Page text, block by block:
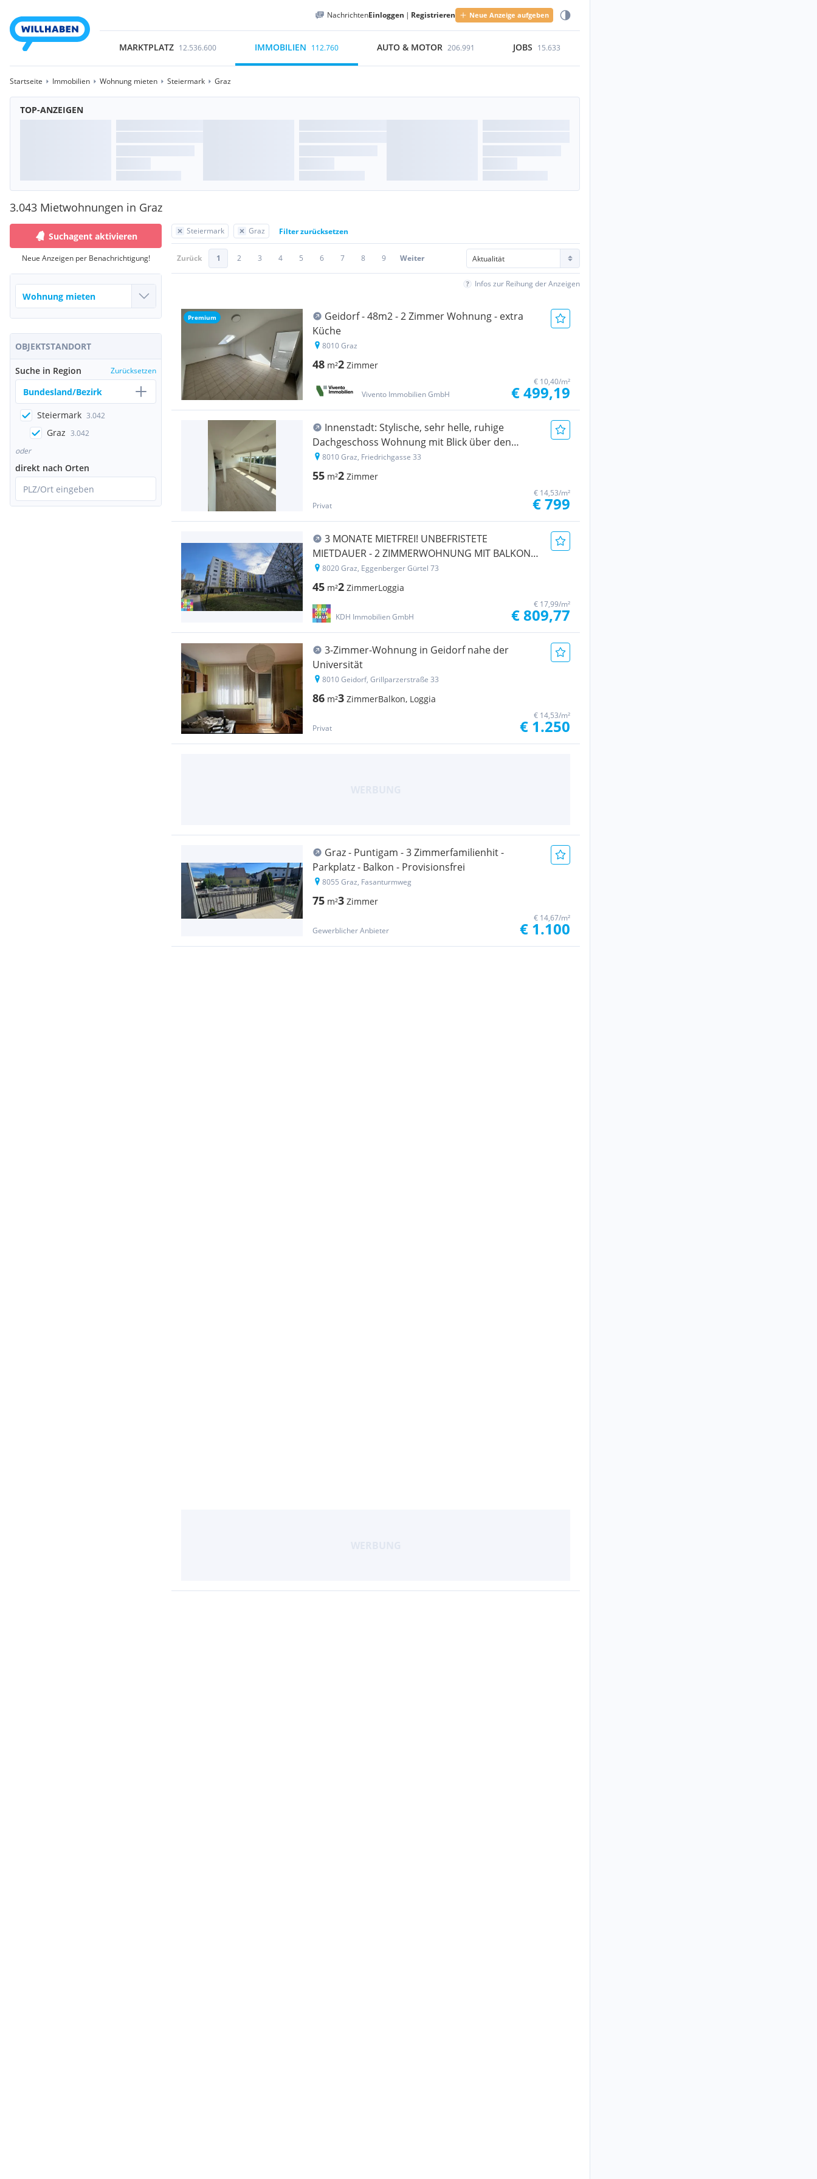
NachrichtenEinloggen | Registrieren Neue Anzeige aufgeben
MARKTPLATZ 12.536.600 IMMOBILIEN 112.760 AUTO & MOTOR 206.991 JOBS 15.633
Startseite Immobilien Wohnung mieten Steiermark Graz
TOP-ANZEIGEN
3.043 Mietwohnungen in Graz
Suchagent aktivieren
Neue Anzeigen per Benachrichtigung!
OBJEKTSTANDORT
Suche in Region Zurücksetzen
Bundesland/Bezirk
Steiermark 3.042
Graz 3.042
oder
direkt nach Orten
PLZ/Ort eingeben
Steiermark Graz Filter zurücksetzen
Zurück 1 2 3 4 5 6 7 8 9 Weiter
Infos zur Reihung der Anzeigen
Premium
Geidorf - 48m2 - 2 Zimmer Wohnung - extra
Küche
8010 Graz
48 m²2 Zimmer
Vivento Immobilien GmbH
€ 10,40/m²
€ 499,19
Innenstadt: Stylische, sehr helle, ruhige
Dachgeschoss Wohnung mit Blick über den
Augarten
8010 Graz, Friedrichgasse 33
55 m²2 Zimmer
Privat
€ 14,53/m²
€ 799
3 MONATE MIETFREI! UNBEFRISTETE
MIETDAUER - 2 ZIMMERWOHNUNG MIT BALKON
UND KÜCHE
8020 Graz, Eggenberger Gürtel 73
45 m²2 ZimmerLoggia
KDH Immobilien GmbH
€ 17,99/m²
€ 809,77
3-Zimmer-Wohnung in Geidorf nahe der
Universität
8010 Geidorf, Grillparzerstraße 33
86 m²3 ZimmerBalkon, Loggia
Privat
€ 14,53/m²
€ 1.250
Graz - Puntigam - 3 Zimmerfamilienhit -
Parkplatz - Balkon - Provisionsfrei
8055 Graz, Fasanturmweg
75 m²3 Zimmer
Gewerblicher Anbieter
€ 14,67/m²
€ 1.100